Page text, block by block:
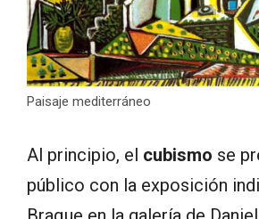
Paisaje mediterráneo
Al principio, el cubismo se
público con la exposición